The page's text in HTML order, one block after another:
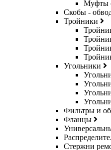
Муфты
Скобы -
Тройники
Угольники
Фильтры и
Фланцы
Стержни